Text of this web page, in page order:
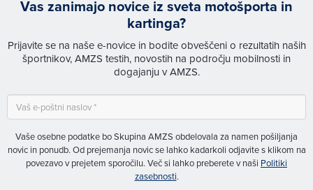
Vas zanimajo novice iz sveta motošporta in
kartinga?
Prijavite se na naše e-novice in bodite obveščeni o rezultatih naših
športnikov, AMZS testih, novostih na področju mobilnosti in
dogajanju v AMZS.
Vaše osebne podatke bo Skupina AMZS obdelovala za namen pošiljanja
novic in ponudb. Od prejemanja novic se lahko kadarkoli odjavite s klikom na
povezavo v prejetem sporočilu. Več si lahko preberete v naši Politiki
zasebnosti.